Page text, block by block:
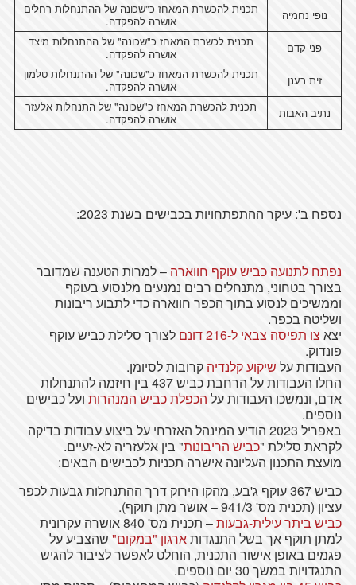
נופי נחמיה
תכנית להכשרת המאחז כ"שכונה של ההתנחלות רחלים
אושרה להפקדה.
פני קדם
תכנית לכשרת המאחז כ"שכונה" של ההתנחלות מיצד
אושרה להפקדה.
זית רענן
תכנית להכשרת המאחז כ"שכונה" של ההתנחלות טלמון
אושרה להפקדה.
נתיב האבות
תכנית להכשרת המאחז כ"שכונה" של התנחלות אלעזר
אושרה להפקדה.
נספח ב': עיקר ההתפתחויות בכבישים בשנת 2023:
נפתח לתנועה כביש עוקף חווארה – למרות הטענה שמדובר
בצורך בטחוני, מתנחלים רבים נמנעים מלנסוע בעוקף
וממשיכים לנסוע בתוך הכפר חווארה כדי לתבוע ריבונות
ושליטה בכפר.
יצא צו תפיסה צבאי ל-216 דונם
לצורך סלילת כביש עוקף
פונדוק.
העבודות על שיקוע קלנדיה קרובות לסיומן.
החלו העבודות על הרחבת כביש 437 בין חיזמה להתנחלות
אדם, ונמשכו העבודות על הכפלת כביש המנהרותועל כבישים
נוספים.
באפריל 2023 הודיע המינהל האזרחי על ביצוע עבודות בדיקה
לקראת סלילת "כביש הריבונות" בין אלעזריה לא-זעיים.
מועצת התכנון העליונה אישרה תכניות לכבישים הבאים:
כביש 367 עוקף ג'בע, מהקו הירוק דרך ההתנחלות גבעות לכפר
עציון (תכנית מס' 941/3 – אושר מתן תוקף).
כביש ביתר עילית-גבעות
– תכנית מס' 840 אושרה עקרונית
למתן תוקף אך בשל התנגדותארגון "במקום"שהצביע על
פגמים באופן אישור התכנית, הוחלט לאפשר לציבור להגיש
התנגדויות במשך 30 יום נוספים.